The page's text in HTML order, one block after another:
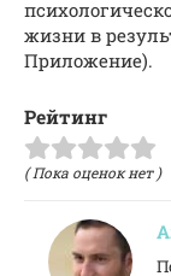
жизни в
Приложение).
Рейтинг
( Пока оценок нет )